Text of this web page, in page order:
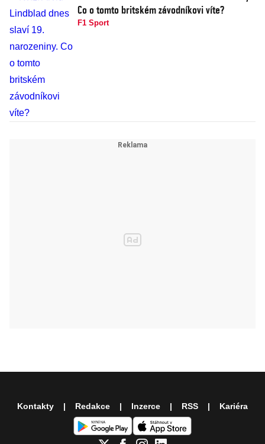
Co o tomto britském závodníkovi víte?
F1 Sport
Kontakty Redakce Inzerce RSS Kariéra